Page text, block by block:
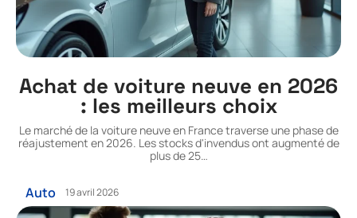
Achat de voiture neuve en 2026
: les meilleurs choix
Le marché de la voiture neuve en France traverse une phase de
réajustement en 2026. Les stocks d'invendus ont augmenté de
plus de 25…
Auto 19 avril 2026